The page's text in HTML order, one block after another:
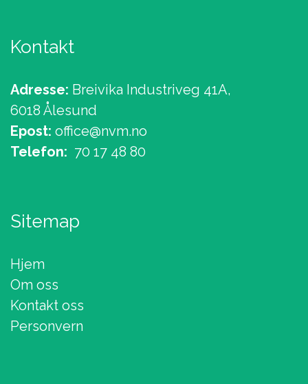
Kontakt
Adresse: Breivika Industriveg 41A,
6018 Ålesund
Epost: office@nvm.no
Telefon: 70 17 48 80
Sitemap
Hjem
Om oss
Kontakt oss
Personvern